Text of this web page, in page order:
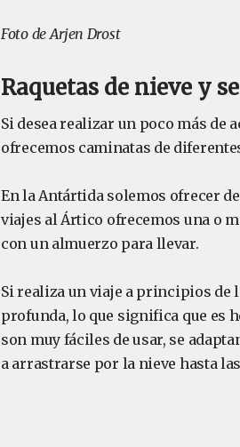
Foto de Arjen Drost
Raquetas de nieve y
Si desea realizar un poco más de
ofrecemos caminatas de
En la Antártida solemos ofrecer
viajes al Ártico ofrecemos una o
con un almuerzo para llevar.
Si realiza un viaje a principios de
profunda, lo que significa que es
son muy fáciles de usar, se
a arrastrarse por la nieve hasta